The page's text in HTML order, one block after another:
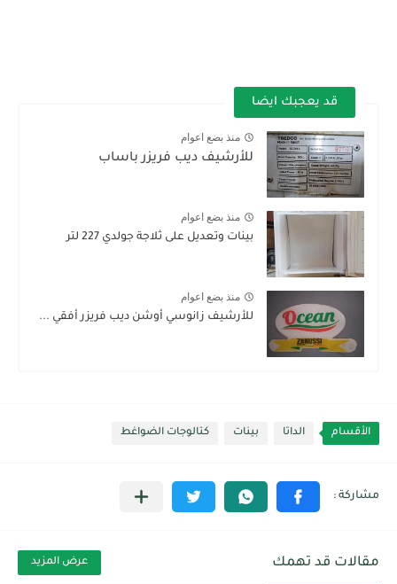
قد يعجبك ايضا
منذ بضع اعوام
للأرشيف ديب فريزر باساب
منذ بضع اعوام
بينات وتعديل على ثلاجة جولدي 227 لتر
منذ بضع اعوام
للأرشيف زانوسي أوشن ديب فريزر أفقي ...
الأقسام الداتا بينات كتالوجات الضواغط
مقالات قد تهمك عرض المزيد